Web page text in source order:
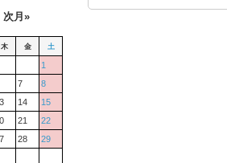
次月»
木 金 土
1
7
8
14
15
21
22
28
29